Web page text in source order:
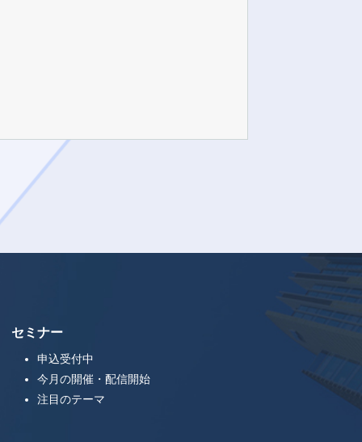
セミナー
申込受付中
今月の開催・配信開始
注目のテーマ